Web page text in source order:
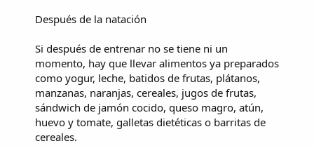
Después de la natación
Si después de entrenar no se tiene ni un
momento, hay que llevar alimentos ya preparados
como yogur, leche, batidos de frutas, plátanos,
manzanas, naranjas, cereales, jugos de frutas,
sándwich de jamón cocido, queso magro, atún,
huevo y tomate, galletas dietéticas o barritas de
cereales.